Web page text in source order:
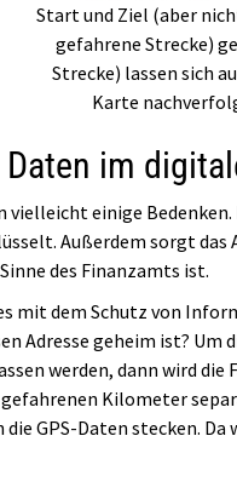
Start und Ziel (aber
gefahrene Strecke)
Strecke) lassen sich
Karte
im
vielleicht einige
Außerdem sorgt das
des Finanzamts ist.
mit dem Schutz von
Adresse geheim ist? Um
werden, dann wird
Kilometer
GPS-Daten stecken.